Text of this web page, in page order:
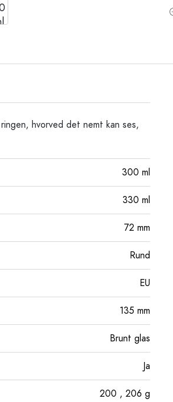
hvorved det nemt kan ses,
300 ml
330 ml
72 mm
Rund
EU
135 mm
Brunt glas
Ja
200 , 206 g